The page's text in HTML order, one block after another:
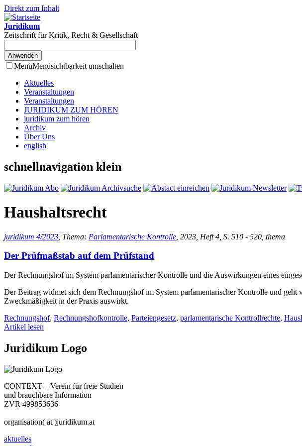
Direkt zum Inhalt
Juridikum
Zeitschrift für Kritik, Recht & Gesellschaft
MenüMenüsichtbarkeit umschalten
Aktuelles
Veranstaltungen
Veranstaltungen
JURIDIKUM ZUM HÖREN
juridikum zum hören
Archiv
Über Uns
english
schnellnavigation klein
Haushaltsrecht
juridikum 4/2023 , Thema: Parlamentarische Kontrolle , 2023, Heft 4, S. 510 - 520, thema
Der Prüfmaßstab auf dem Prüfstand
Der Rechnungshof im System parlamentarischer Kontrolle und die Auswirkungen eines
Der Beitrag widmet sich dem Rechnungshof im System parlamentarischer Kontrolle und
Zweckmäßigkeit in der Praxis auswirkt.
Rechnungshof, Rechnungshofkontrolle, Parteiengesetz, parlamentarische Kontrollrechte,
Artikel lesen
Juridikum Logo
CONTEXT – Verein für freie Studien
und brauchbare Information
ZVR 499853636
organisation( at )juridikum.at
aktuelles